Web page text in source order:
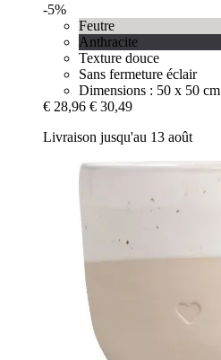
-5%
Feutre
Anthracite
Texture douce
Sans fermeture éclair
Dimensions : 50 x 50 cm
€ 28,96 € 30,49
Livraison jusqu'au 13 août